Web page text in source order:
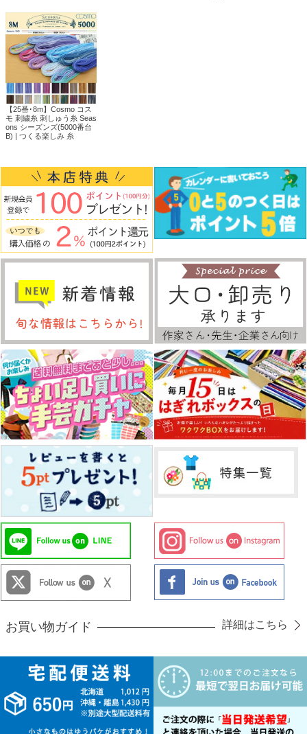
【25番･8m】Cosmo コス
モ 刺繍糸 刺しゅう糸 Seas
ons シーズンズ(5000番台
B) | つくる楽しみ 糸
お買い物ガイド 詳細はこちら